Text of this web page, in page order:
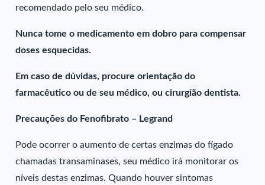
recomendado pelo seu médico.
Nunca tome o medicamento em dobro para compensar
doses esquecidas.
Em caso de dúvidas, procure orientação do
farmacêutico ou de seu médico, ou cirurgião dentista.
Precauções do Fenofibrato – Legrand
Pode ocorrer o aumento de certas enzimas do fígado
chamadas transaminases, seu médico irá monitorar os
níveis destas enzimas. Quando houver sintomas